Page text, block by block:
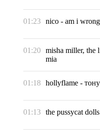
01:23 nico - am i wrong
01:20 misha miller, the
mia
01:18 hollyflame - тону
01:13 the pussycat dolls